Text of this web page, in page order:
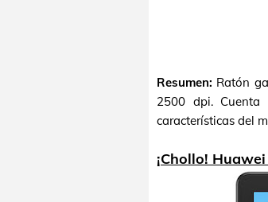
Resumen: Ratón
2500 dpi. Cuenta
características del
¡Chollo!